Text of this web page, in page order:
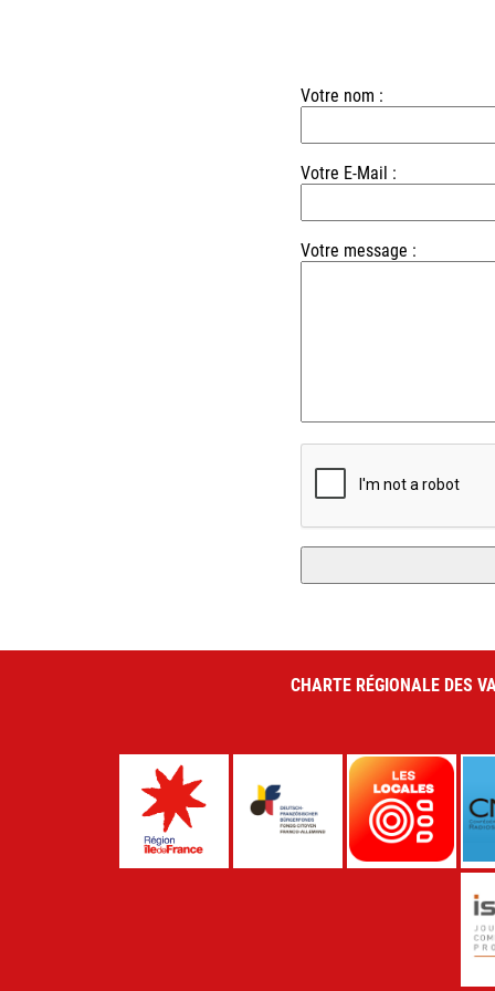
Votre nom :
Votre E-Mail :
Votre message :
CHARTE RÉGIONALE DES